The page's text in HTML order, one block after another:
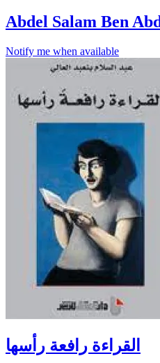
Abdel Salam Ben
Notify me when available
القراءة رافعة رأسها